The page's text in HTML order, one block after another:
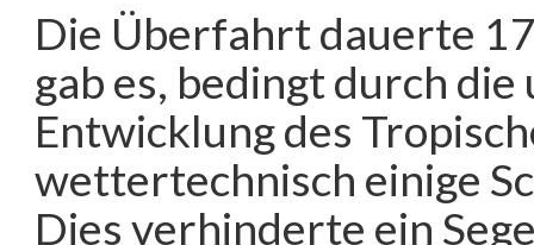
Die Überfahrt dauerte
gab es, bedingt durch
Entwicklung des
wettertechnisch einige
Dies verhinderte ein